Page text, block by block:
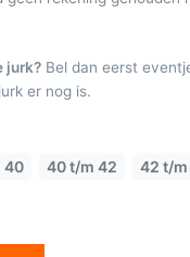
jurk? Bel dan eerst
er nog is.
40 40 t/m 42
42 t/